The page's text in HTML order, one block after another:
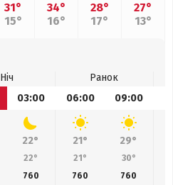
31°
15°
34°
16°
28°
17°
27°
13°
Ніч
Ранок
03:00 06:00 09:00
22° 21° 29°
22° 21° 30°
760 760 760